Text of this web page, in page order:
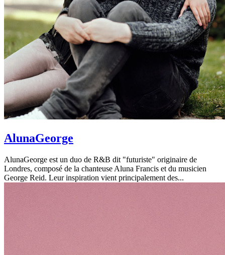
AlunaGeorge
AlunaGeorge est un duo de R&B dit "futuriste" originaire de
Londres, composé de la chanteuse Aluna Francis et du musicien
George Reid. Leur inspiration vient principalement des...